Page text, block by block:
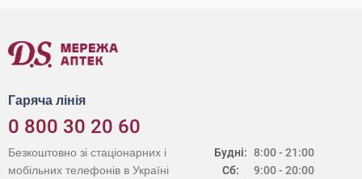
Гаряча лінія
0 800 30 20 60
Будні:
Сб:
8:00 - 21:00
9:00 - 20:00
Безкоштовно зі стаціонарних і
мобільних телефонів в Україні